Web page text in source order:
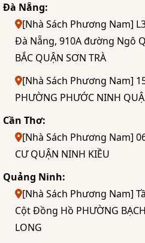
Đà Nẵng:
[Nhà Sách Phương Nam]
Đà Nẵng, 910A đường Ngô
BẮC QUẬN SƠN TRÀ
[Nhà Sách Phương Nam]
PHƯỜNG PHƯỚC NINH
Cần Thơ:
[Nhà Sách Phương Nam]
CƯ QUẬN NINH KIỀU
Quảng Ninh:
[Nhà Sách Phương Nam]
Cột Đồng Hồ PHƯỜNG
LONG